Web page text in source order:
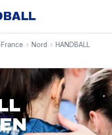
› Nord › HANDBALL